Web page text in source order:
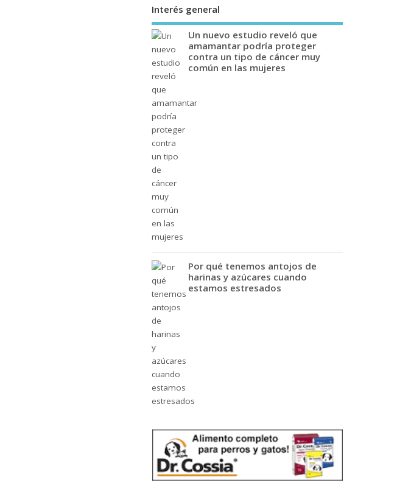
Interés general
Un nuevo estudio reveló que
amamantar podría proteger
contra un tipo de cáncer muy
común en las mujeres
Por qué tenemos antojos de
harinas y azúcares cuando
estamos estresados